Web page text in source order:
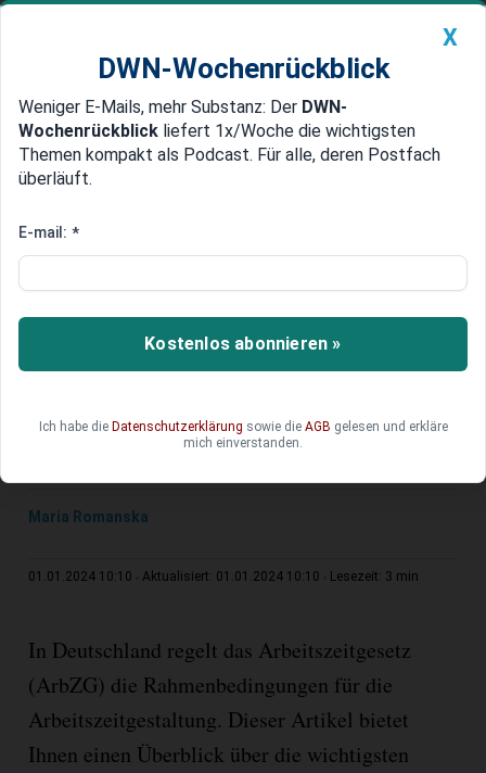
Newsticker MEIN DWN: Geldanlage Premium
Edelmetalle DWN-Magazin China
Arbeitszeiten im Blick: Ein
In Deutschland regelt das Arbeitszeitgesetz
(ArbZG) die Rahmenbedingungen für die
Arbeitszeitgestaltung. Dieser Artikel bietet Ihnen
Arbeitszeitgesetzes.
Maria Romanska
01.01.2024 10:10 Aktualisiert: 01.01.2024 10:10 Lesezeit: 3 min
In Deutschland regelt das Arbeitszeitgesetz
(ArbZG) die Rahmenbedingungen für die
Arbeitszeitgestaltung. Dieser Artikel bietet
Ihnen einen Überblick über die wichtigsten
X
DWN-Wochenrückblick
Weniger E-Mails, mehr Substanz: Der DWN-
Wochenrückblick liefert 1x/Woche die wichtigsten
Themen kompakt als Podcast. Für alle, deren Postfach
überläuft.
E-mail: *
Kostenlos abonnieren »
Ich habe die Datenschutzerklärung sowie die AGB gelesen und erkläre
mich einverstanden.